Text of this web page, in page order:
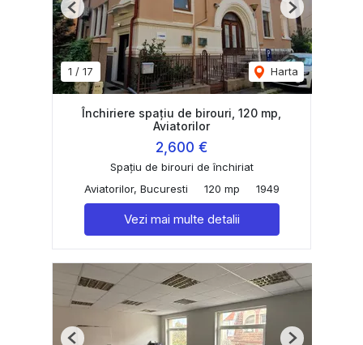
1 / 17 Harta
Previous Next
Închiriere spațiu de birouri, 120 mp,
Aviatorilor
2,600 €
Spațiu de birouri de închiriat
Aviatorilor, Bucuresti
120 mp 1949
Vezi mai multe detalii